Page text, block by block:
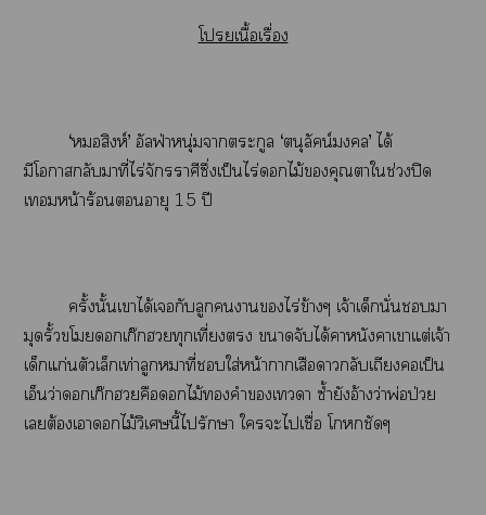
โเนื้อเรื่อง
‘สิงห์’ อัลฟ่าหนุ่มาตระกูล ‘ตนุลัคน์’ ได้
มีโากลับมาที่ไร่จักรราศีซึ่งเป็นไร่ไม้คุณาใช่วงปิด
เหน้าร้อนอายุ 15 ปี
ครั้งนั้นเาได้เกับลูกาไร่ข้างๆ เจ้าเด็กนั่นา
มุดรั้วโเก๊กฮวยทุกเที่ยง าจับได้คาหนังคาเขาแต่เจ้า
เด็กแก่นตัวเล็กเท่าลูกหมาที่ใส่หน้าาเสือากลับเถียงเป็น
เอ็นว่าเก๊กฮวยคือไม้คำเา ซ้ำยังอ้างว่าพ่อป่วย
เต้องเาไม้วิเศษนี้ไรักษา ใะไเชื่อ โชัดๆ